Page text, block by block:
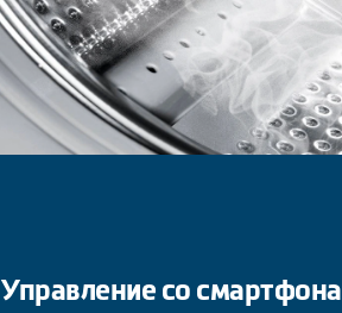
Управление со смартфона